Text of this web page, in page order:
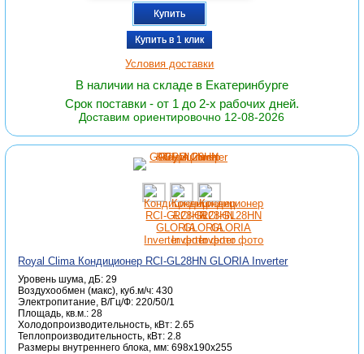
Купить
Купить в 1 клик
Условия доставки
В наличии на складе в Екатеринбурге
Срок поставки - от 1 до 2-х рабочих дней.
Доставим ориентировочно 12-08-2026
Royal Clima Кондиционер RCI-GL28HN GLORIA Inverter
Уровень шума, дБ: 29
Воздухообмен (макс), куб.м/ч: 430
Электропитание, В/Гц/Ф: 220/50/1
Площадь, кв.м.: 28
Холодопроизводительность, кВт: 2.65
Теплопроизводительность, кВт: 2.8
Размеры внутреннего блока, мм: 698x190x255